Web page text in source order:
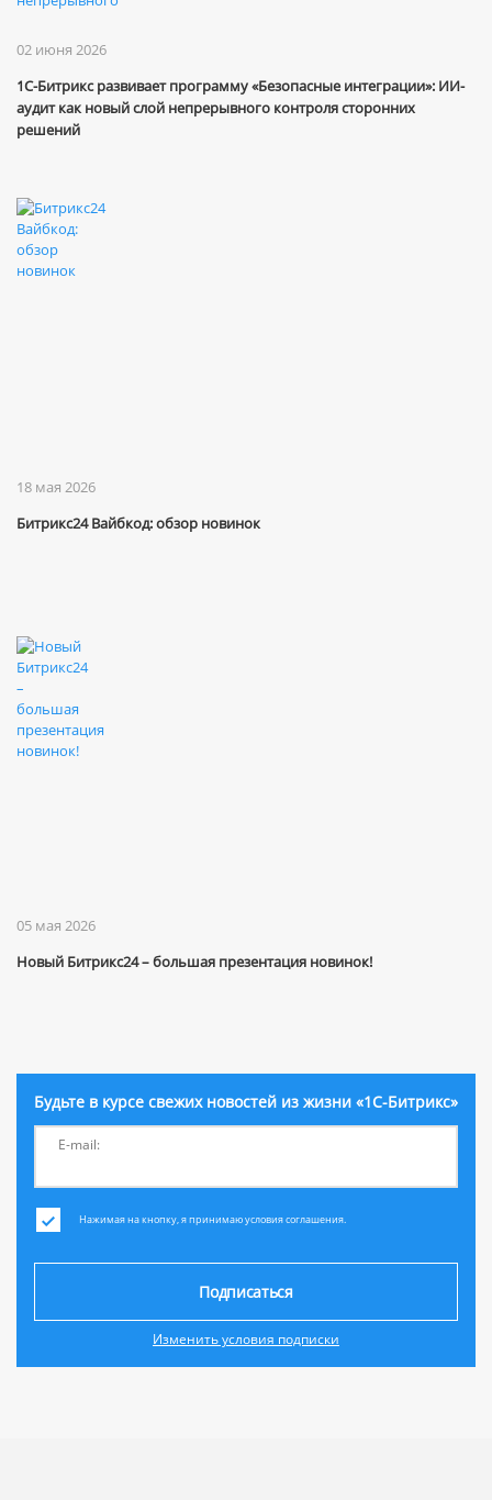
02 июня 2026
1С-Битрикс развивает программу «Безопасные интеграции»: ИИ-
аудит как новый слой непрерывного контроля сторонних
решений
18 мая 2026
Битрикс24 Вайбкод: обзор новинок
05 мая 2026
Новый Битрикс24 – большая презентация новинок!
Будьте в курсе свежих новостей из жизни «1С-Битрикс»
E-mail:
Нажимая на кнопку, я принимаю условия соглашения.
Подписаться
Изменить условия подписки